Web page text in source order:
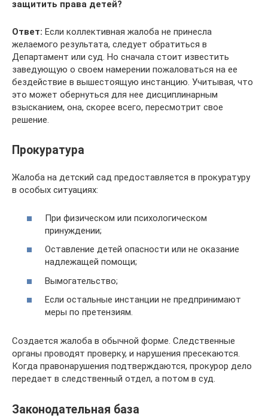
защитить права детей?
Ответ: Если коллективная жалоба не принесла
желаемого результата, следует обратиться в
Департамент или суд. Но сначала стоит известить
заведующую о своем намерении пожаловаться на ее
бездействие в вышестоящую инстанцию. Учитывая, что
это может обернуться для нее дисциплинарным
взысканием, она, скорее всего, пересмотрит свое
решение.
Прокуратура
Жалоба на детский сад предоставляется в прокуратуру
в особых ситуациях:
При физическом или психологическом
принуждении;
Оставление детей опасности или не оказание
надлежащей помощи;
Вымогательство;
Если остальные инстанции не предпринимают
меры по претензиям.
Создается жалоба в обычной форме. Следственные
органы проводят проверку, и нарушения пресекаются.
Когда правонарушения подтверждаются, прокурор дело
передает в следственный отдел, а потом в суд.
Законодательная база